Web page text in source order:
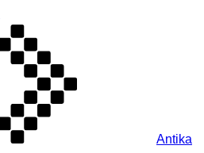
Antika